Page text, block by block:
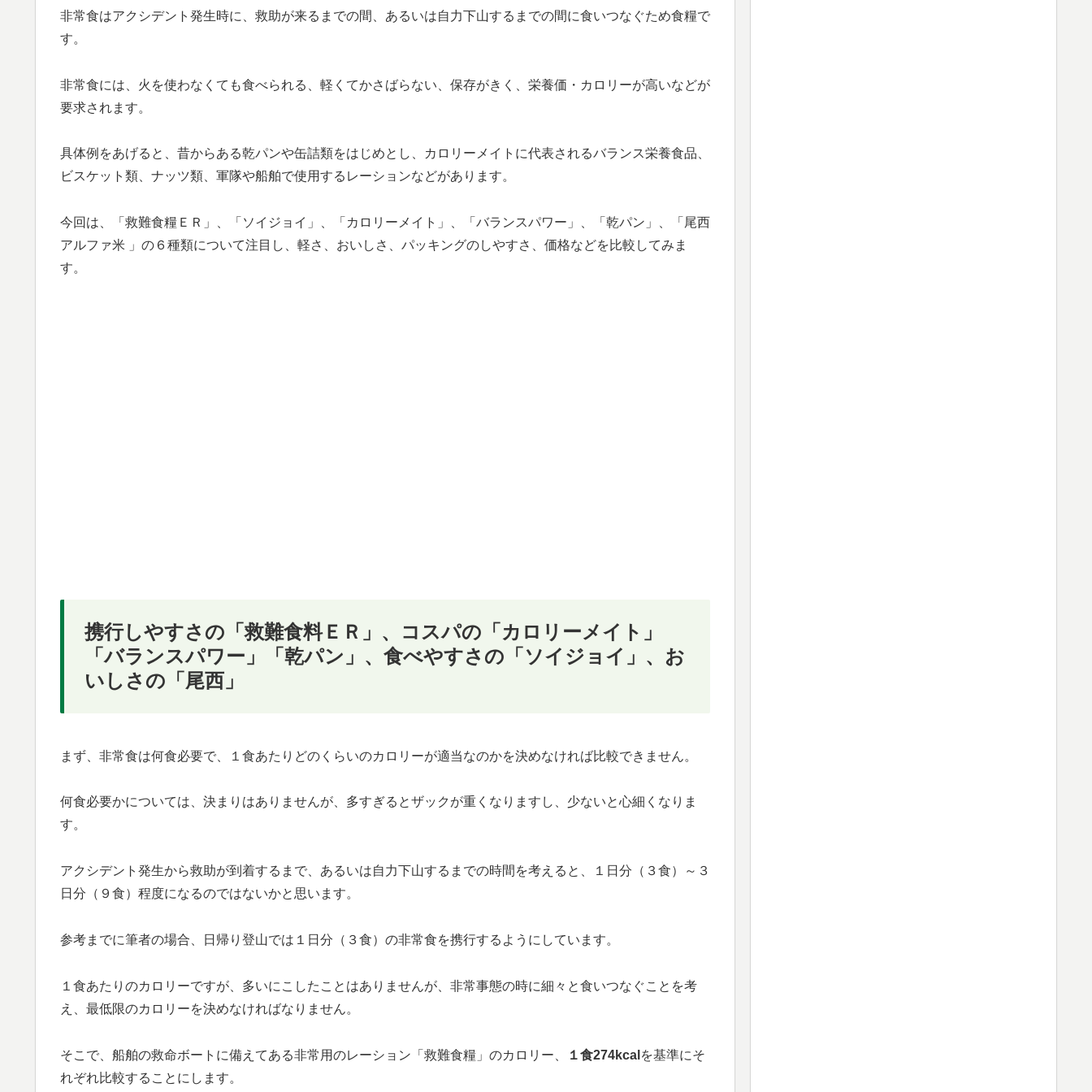
非常食はアクシデント発生時に、救助が来るまでの間、あるいは自力下山するまでの間に食いつなぐため食糧で
す。
非常食には、火を使わなくても食べられる、軽くてかさばらない、保存がきく、栄養価・カロリーが高いなどが
要求されます。
具体例をあげると、昔からある乾パンや缶詰類をはじめとし、カロリーメイトに代表されるバランス栄養食品、
ビスケット類、ナッツ類、軍隊や船舶で使用するレーションなどがあります。
今回は、「救難食糧ＥＲ」、「ソイジョイ」、「カロリーメイト」、「バランスパワー」、「乾パン」、「尾西
アルファ米 」の６種類について注目し、軽さ、おいしさ、パッキングのしやすさ、価格などを比較してみま
す。
携行しやすさの「救難食料ＥＲ」、コスパの「カロリーメイト」
「バランスパワー」「乾パン」、食べやすさの「ソイジョイ」、お
いしさの「尾西」
まず、非常食は何食必要で、１食あたりどのくらいのカロリーが適当なのかを決めなければ比較できません。
何食必要かについては、決まりはありませんが、多すぎるとザックが重くなりますし、少ないと心細くなりま
す。
アクシデント発生から救助が到着するまで、あるいは自力下山するまでの時間を考えると、１日分（３食）～３
日分（９食）程度になるのではないかと思います。
参考までに筆者の場合、日帰り登山では１日分（３食）の非常食を携行するようにしています。
１食あたりのカロリーですが、多いにこしたことはありませんが、非常事態の時に細々と食いつなぐことを考
え、最低限のカロリーを決めなければなりません。
そこで、船舶の救命ボートに備えてある非常用のレーション「救難食糧」のカロリー、 １食274kcal を基準にそ
れぞれ比較することにします。